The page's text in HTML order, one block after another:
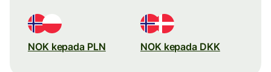
NOK kepada PLN NOK kepada DKK